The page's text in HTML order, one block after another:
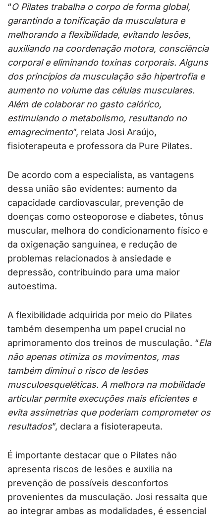
“O Pilates trabalha o corpo de forma global,
garantindo a tonificação da musculatura e
melhorando a flexibilidade, evitando lesões,
auxiliando na coordenação motora, consciência
corporal e eliminando toxinas corporais. Alguns
dos princípios da musculação são hipertrofia e
aumento no volume das células musculares.
Além de colaborar no gasto calórico,
estimulando o metabolismo, resultando no
emagrecimento”, relata Josi Araújo,
fisioterapeuta e professora da Pure Pilates.
De acordo com a especialista, as vantagens
dessa união são evidentes: aumento da
capacidade cardiovascular, prevenção de
doenças como osteoporose e diabetes, tônus
muscular, melhora do condicionamento físico e
da oxigenação sanguínea, e redução de
problemas relacionados à ansiedade e
depressão, contribuindo para uma maior
autoestima.
A flexibilidade adquirida por meio do Pilates
também desempenha um papel crucial no
aprimoramento dos treinos de musculação. “Ela
não apenas otimiza os movimentos, mas
também diminui o risco de lesões
musculoesqueléticas. A melhora na mobilidade
articular permite execuções mais eficientes e
evita assimetrias que poderiam comprometer os
resultados”, declara a fisioterapeuta.
É importante destacar que o Pilates não
apresenta riscos de lesões e auxilia na
prevenção de possíveis desconfortos
provenientes da musculação. Josi ressalta que
ao integrar ambas as modalidades, é essencial